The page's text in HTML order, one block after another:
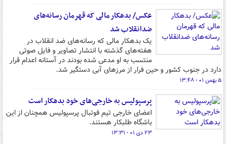
عکس/ بدهکار مالی که قهرمان رسانه‌های
ضدانقلاب شد
یک بدهکار مالی که رسانه‌های ضد انقلاب در
هفته‌های گذشته با انتشار تصاویر و فایل‌ صوتی
منتسب به او مدعی شده بودند در آستانه اعدام قرار
دارد در جنوب کشور و حین فرار از مرزهای آبی دستگیر شد.
۵ بهمن ۰۱ - ۱۳:۴۸
پرسپولیس به خارجی‌های خود بدهکار است
اعضای خارجی تیم فوتبال پرسپولیس همچنان از این
باشگاه طلبکار هستند.
۲۳ دی ۰۱ - ۱۳:۳۱